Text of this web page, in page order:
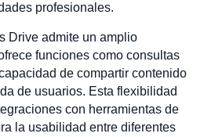
profesionales.
Drive admite un amplio
funciones como consultas
de compartir contenido
de usuarios. Esta flexibilidad
con herramientas de
la usabilidad entre diferentes